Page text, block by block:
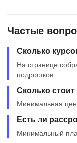
Частые
Сколько
На странице
подростков.
Сколько
Минимальная
Есть ли
Минимальный